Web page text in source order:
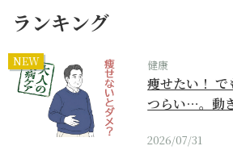
ランキング
NEW 健康
痩せたい！
つらい…。動
2026/07/31